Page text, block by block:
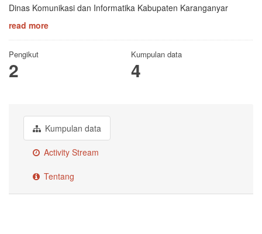
Dinas Komunikasi dan Informatika Kabupaten Karanganyar
read more
Pengikut
2
Kumpulan data
4
Kumpulan data
Activity Stream
Tentang